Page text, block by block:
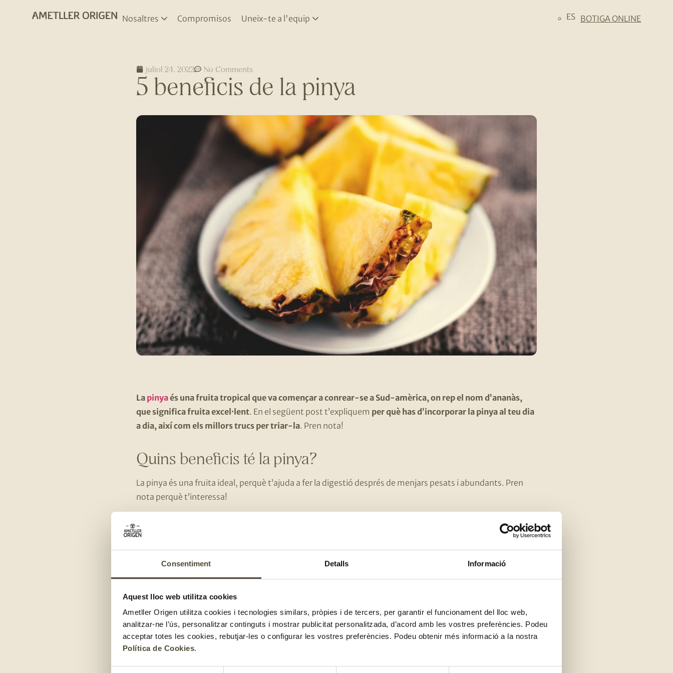
Consentiment Detalls Informació
Aquest lloc web utilitza cookies
Ametller Origen utilitza cookies i tecnologies similars, pròpies i de tercers, per garantir el funcionament del lloc web,
analitzar-ne l’ús, personalitzar continguts i mostrar publicitat personalitzada, d’acord amb les vostres preferències. Podeu
acceptar totes les cookies, rebutjar-les o configurar les vostres preferències. Podeu obtenir més informació a la nostra
Política de Cookies.
Nosaltres Compromisos Uneix-te a l'equip ES BOTIGA ONLINE
juliol 24, 2023 No Comments
5 beneficis de la pinya
La pinyaés una fruita tropical que va començar a conrear-se a Sud-amèrica, on rep el nom d’ananàs,
que significa fruita excel·lent. En el següent post t’expliquem per què has d’incorporar la pinya al teu dia
a dia, així com els millors trucs per triar-la. Pren nota!
Quins beneficis té la pinya?
La pinya és una fruita ideal, perquè t’ajuda a fer la digestió després de menjars pesats i abundants. Pren
nota perquè t’interessa!
reduir les inflamacions. Així doncs, aquesta fruita és una gran aliada en aquells dies que mengem una
Font de vitamina C: es tracta d’un potent antioxidant que evita l’envelliment de les cèl·lules.
Conté una quantitat important de iode: indispensable per al bon funcionament de l’organisme.
Font de potassi: t’ajuda a reduir la pressió arterial i millora la salut cardíaca.